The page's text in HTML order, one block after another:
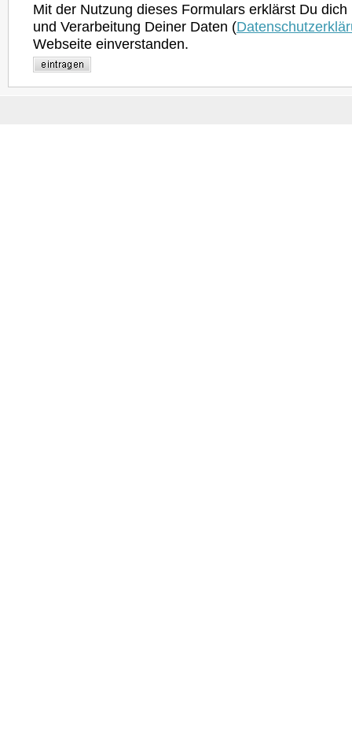
Mit der Nutzung dieses Formulars erklärst Du
und Verarbeitung Deiner Daten (
Webseite einverstanden.